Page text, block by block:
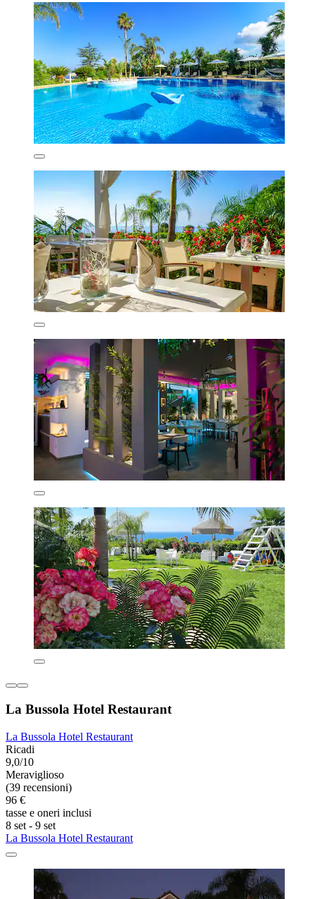
La Bussola Hotel Restaurant
La Bussola Hotel Restaurant
Ricadi
9,0/10
Meraviglioso
(39 recensioni)
96 €
tasse e oneri inclusi
8 set - 9 set
La Bussola Hotel Restaurant